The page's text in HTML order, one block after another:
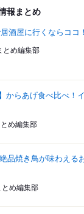
報まとめ
酒屋に行くならココ
とめ編集部
からあげ食べ比べ！
め編集部
品焼き鳥が味わえる
め編集部